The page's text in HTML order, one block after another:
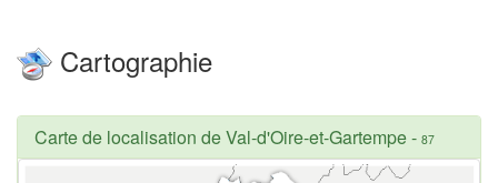
Cartographie
Carte de localisation de Val-d'Oire-et-Gartempe- 87